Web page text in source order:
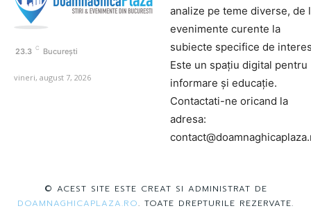
23.3 C București
vineri, august 7, 2026
analize pe teme diverse, de
evenimente curente la
subiecte specifice de
Este un spațiu digital pentru
informare și educație.
Contactati-ne oricand la
adresa:
© ACEST SITE ESTE CREAT SI ADMINISTRAT DE
DOAMNAGHICAPLAZA.RO. TOATE DREPTURILE REZERVATE.